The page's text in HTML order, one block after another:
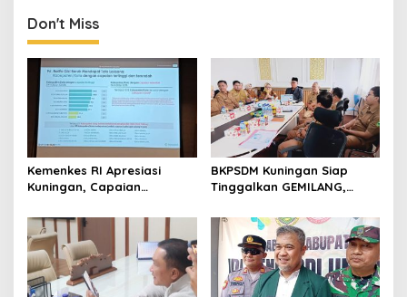
Emas
Don't Miss
Kemenkes RI Apresiasi
Kuningan, Capaian
Stunting Tembus 100 Persen
BKPSDM Kuningan Siap
Tinggalkan GEMILANG,
untuk Perkuat Sistem Merit
ASN